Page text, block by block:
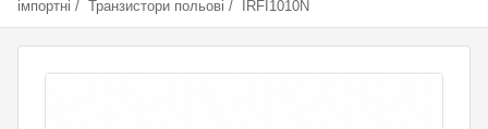
імпортні / Транзистори польові / IRFI1010N